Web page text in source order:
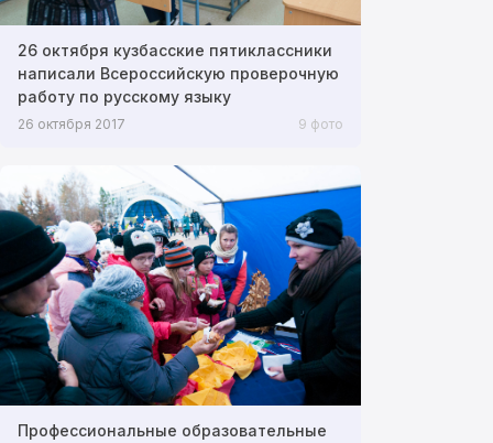
26 октября кузбасские пятиклассники
написали Всероссийскую проверочную
работу по русскому языку
26 октября 2017 9 фото
Профессиональные образовательные